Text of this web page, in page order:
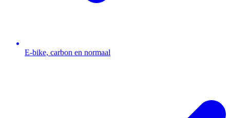
E-bike, carbon en normaal